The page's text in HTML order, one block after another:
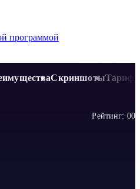
программой
СкриншотыТариф
Рейтинг: 00